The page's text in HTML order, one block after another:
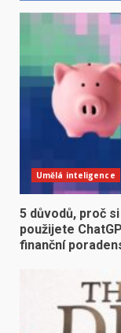
Umělá inteligence
5 důvodů, proč
použijete
finanční